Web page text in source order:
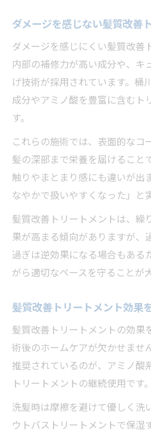
ダメージを感じない髪質改善
ダメージを感じにくい髪質改善
内部の補修力が高い成分や、キ
げ技術が採用されています。桶
成分やアミノ酸を豊富に含むト
す。
これらの施術では、表面的なコ
髪の深部まで栄養を届けること
触りやまとまり感にも違いが出
なやかで扱いやすくなった」と
髪質改善トリートメントは、繰
果が高まる傾向がありますが、
過ぎは逆効果になる場合もある
がら適切なペースを守ることが
髪質改善トリートメント効果
髪質改善トリートメントの効果
術後のホームケアが欠かせませ
推奨されているのが、アミノ酸
トリートメントの継続使用です。
洗髪時は摩擦を避けて優しく洗
ウトバストリートメントで保湿